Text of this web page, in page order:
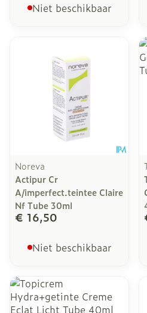
Niet beschikbaar
Noreva
Actipur Cr
A/imperfect.teintee Claire
Nf Tube 30ml
€ 16,50
Niet beschikbaar